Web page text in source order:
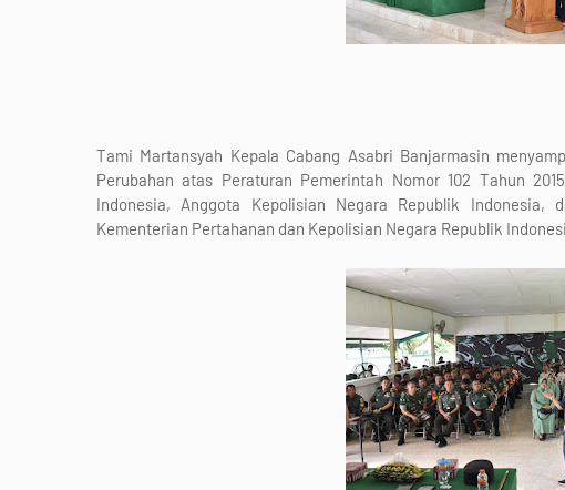
Tami Martansyah Kepala Cabang Asabri Banjarmasin
Perubahan atas Peraturan Pemerintah Nomor 102 Tahun
Indonesia, Anggota Kepolisian Negara Republik
Kementerian Pertahanan dan Kepolisian Negara Republik